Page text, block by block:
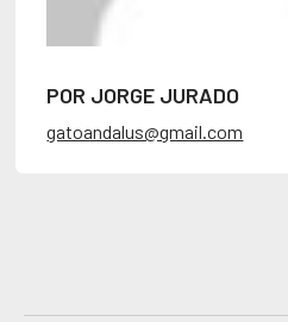
POR JORGE JURADO
gatoandalus@gmail.com